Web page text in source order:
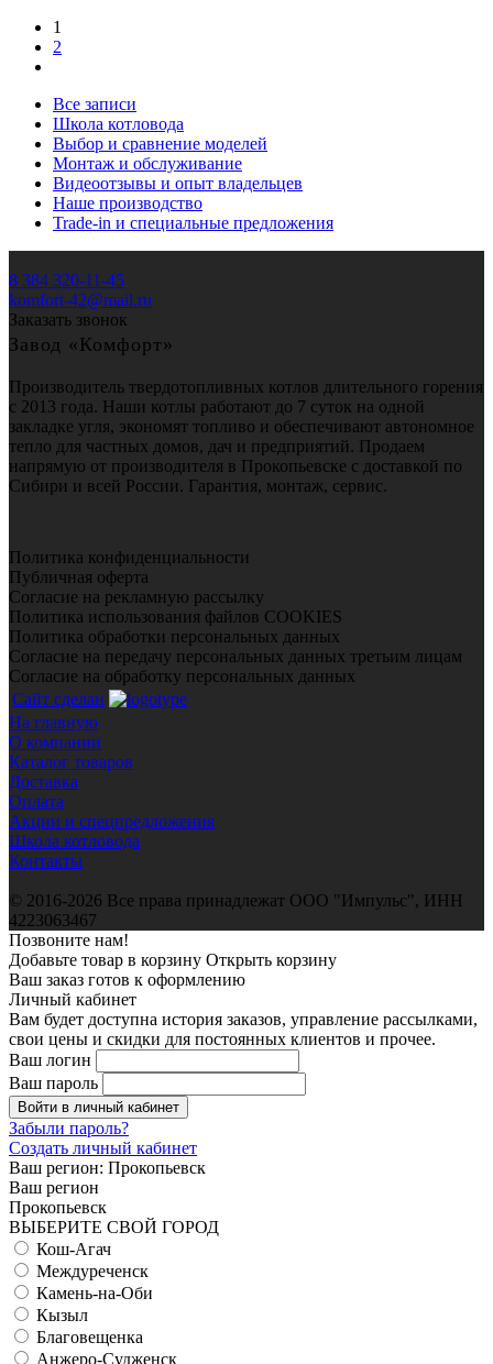
1
2
Все записи
Школа котловода
Выбор и сравнение моделей
Монтаж и обслуживание
Видеоотзывы и опыт владельцев
Наше производство
Trade-in и специальные предложения
8 384 320-11-45
komfort-42@mail.ru
Заказать звонок
Завод «Комфорт»
Производитель твердотопливных котлов длительного горения
с 2013 года. Наши котлы работают до 7 суток на одной
закладке угля, экономят топливо и обеспечивают автономное
тепло для частных домов, дач и предприятий. Продаем
напрямую от производителя в Прокопьевске с доставкой по
Сибири и всей России. Гарантия, монтаж, сервис.
Политика конфиденциальности
Публичная оферта
Согласие на рекламную рассылку
Политика использования файлов COOKIES
Политика обработки персональных данных
Согласие на передачу персональных данных третьим лицам
Согласие на обработку персональных данных
Сайт сделан
На главную
О компании
Каталог товаров
Доставка
Оплата
Акции и спецпредложения
Школа котловода
Контакты
© 2016-2026 Все права принадлежат ООО "Импульс", ИНН
4223063467
Позвоните нам!
Добавьте товар в корзину Открыть корзину
Ваш заказ готов к оформлению
Личный кабинет
Вам будет доступна история заказов, управление рассылками,
свои цены и скидки для постоянных клиентов и прочее.
Ваш логин
Ваш пароль
Войти в личный кабинет
Забыли пароль?
Создать личный кабинет
Ваш регион: Прокопьевск
Ваш регион
Прокопьевск
ВЫБЕРИТЕ СВОЙ ГОРОД
Кош-Агач
Междуреченск
Камень-на-Оби
Кызыл
Благовещенка
Анжеро-Судженск